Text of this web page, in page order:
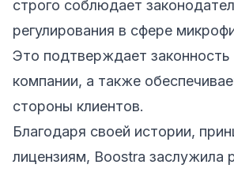
строго соблюдает
регулирования в сфере
Это подтверждает
компании, а также
стороны клиентов.
Благодаря своей истории,
лицензиям, Boostra заслужила